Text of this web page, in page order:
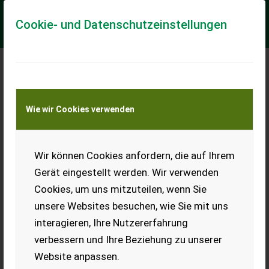
Cookie- und Datenschutzeinstellungen
Wie wir Cookies verwenden
Wir können Cookies anfordern, die auf Ihrem
Gerät eingestellt werden. Wir verwenden
Cookies, um uns mitzuteilen, wenn Sie
unsere Websites besuchen, wie Sie mit uns
interagieren, Ihre Nutzererfahrung
verbessern und Ihre Beziehung zu unserer
Website anpassen.
Meine Transportkostenanfrage
Transport von Land- und Baumaschinen –
KEINE Tiertransporte
Hydrac Schneeschild
Typ h U-II-290L GT
Hydrac Schneeschild, Hydrac
Dreipunktanbau, einscharig,
Typ h U-II-290L GT, Art. Nr.
G2101, hydr. schwenkbar, mit
Federausklinkung, 2,90 m Räumbreite, mit Gleitkufen, Bj. 2000,
Leergewicht 910 kg, VB € 3.000,- + MwSt.